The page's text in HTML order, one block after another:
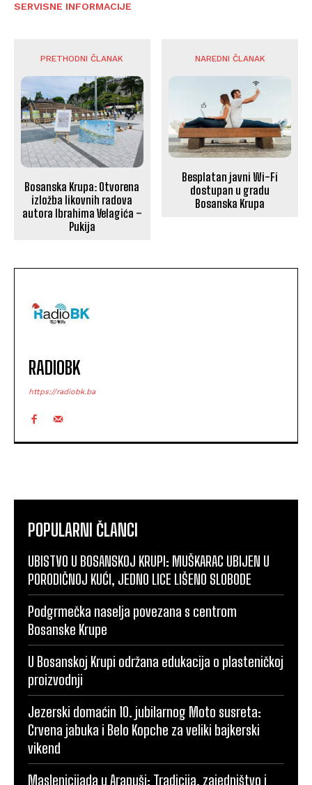
SERVISNE INFORMACIJE
PRETHODNI ČLANAK
Bosanska Krupa: Otvorena
izložba likovnih radova
autora Ibrahima Velagića –
Pukija
NAREDNI ČLANAK
Besplatan javni Wi-Fi
dostupan u gradu
Bosanska Krupa
RADIOBK
https://radiobk.ba
POPULARNI ČLANCI
UBISTVO U BOSANSKOJ KRUPI: MUŠKARAC UBIJEN U
PORODIČNOJ KUĆI, JEDNO LICE LIŠENO SLOBODE
Podgrmečka naselja povezana s centrom
Bosanske Krupe
U Bosanskoj Krupi održana edukacija o plasteničkoj
proizvodnji
Jezerski domaćin 10. jubilarnog Moto susreta:
Crvena jabuka i Belo Kopche za veliki bajkerski
vikend
Maslenicijada u Arapuši: Tradicija, zajedništvo i